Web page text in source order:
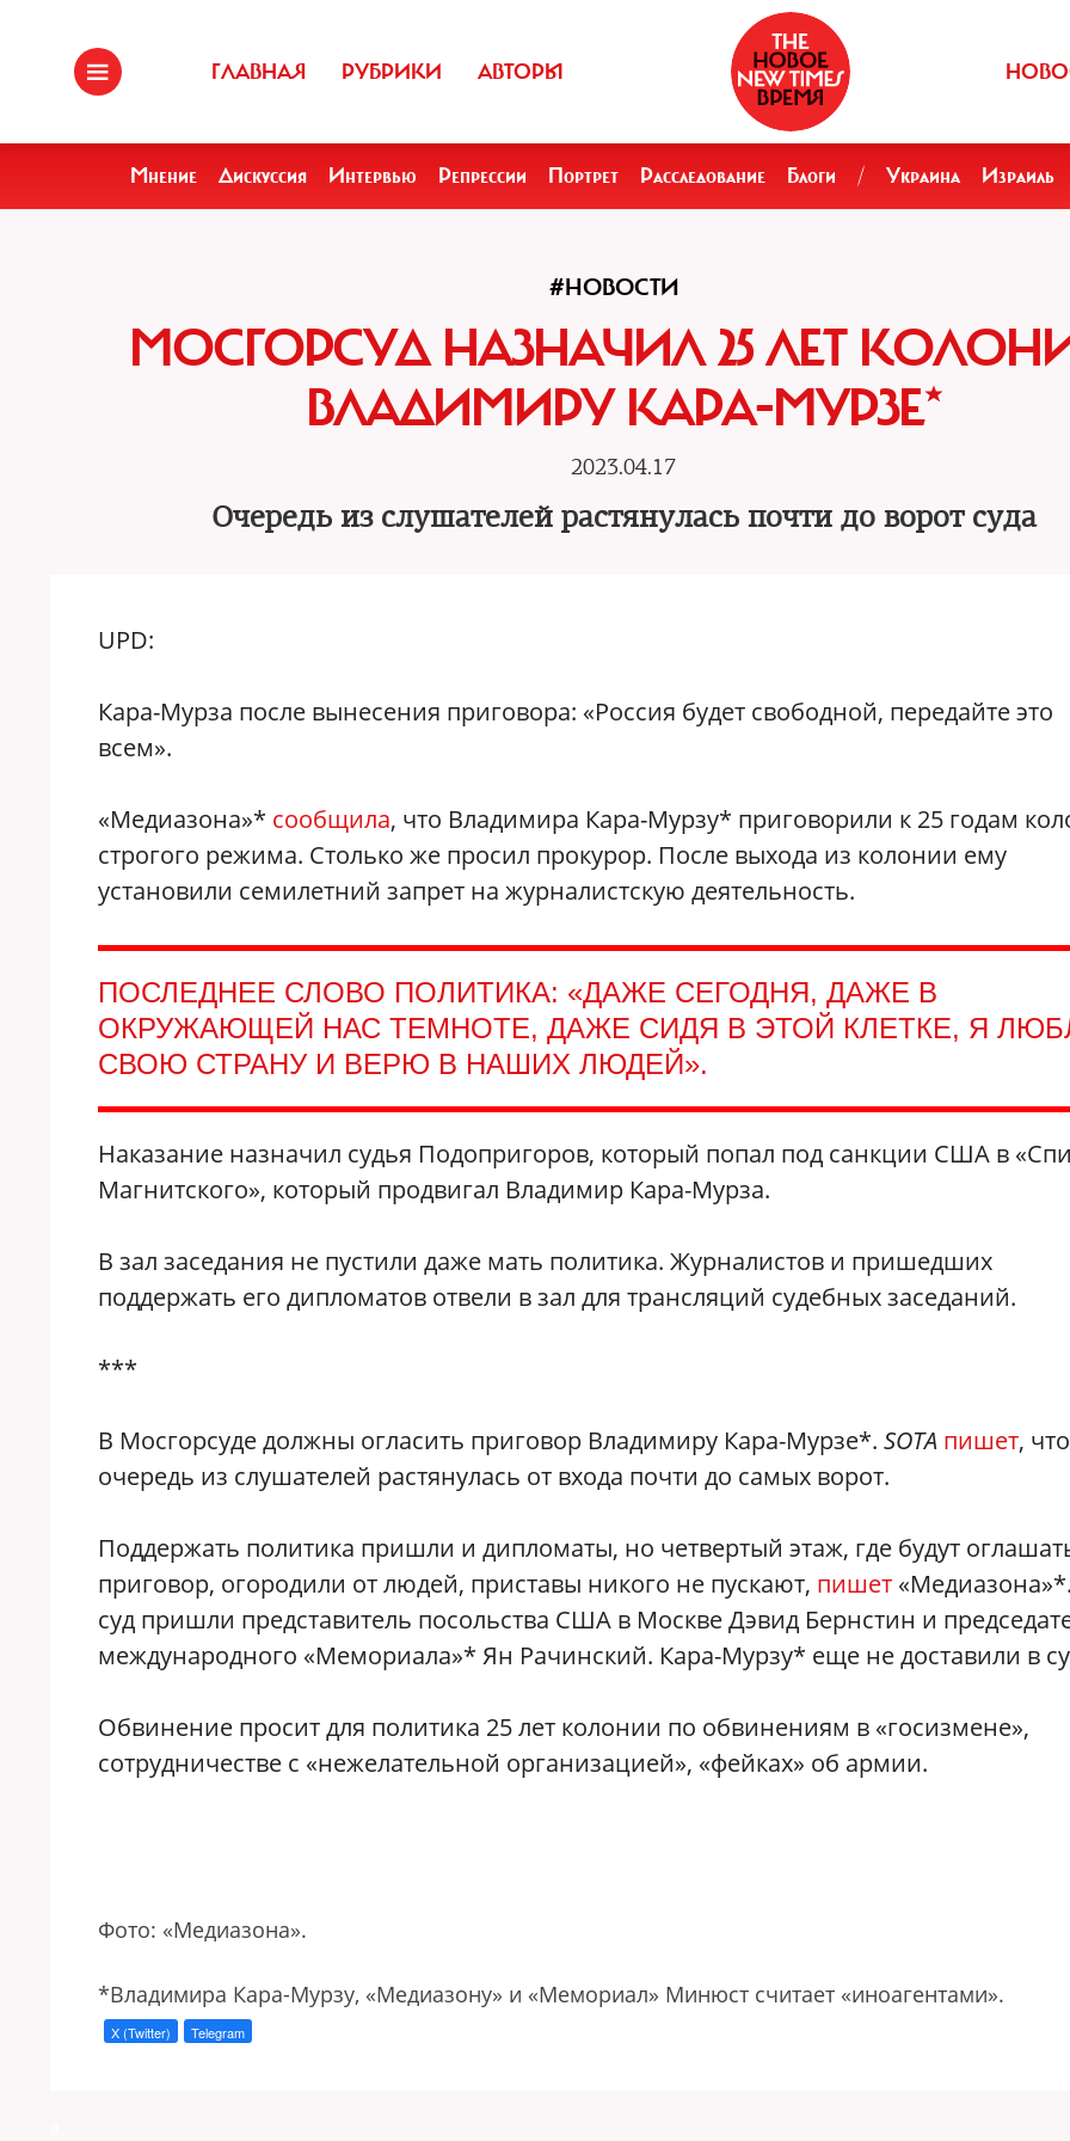
ГЛАВНАЯ РУБРИКИ АВТОРЫ
Мнение Дискуссия Интервью Репрессии Портрет Расследование Блоги / Украина Израиль
#НОВОСТИ
МОСГОРСУД НАЗНАЧИЛ 25 ЛЕТ
ВЛАДИМИРУ КАРА-МУРЗЕ*
2023.04.17
Очередь из слушателей растянулась почти до ворот суда
UPD:
Кара-Мурза после вынесения приговора: «Россия будет свободной, передайте это
всем».
«Медиазона»‎* сообщила, что Владимира Кара-Мурзу* приговорили к 25 годам
строгого режима. Столько же просил прокурор. После выхода из колонии ему
установили семилетний запрет на журналистскую деятельность.
ПОСЛЕДНЕЕ СЛОВО ПОЛИТИКА: «ДАЖЕ СЕГОДНЯ, ДАЖЕ В
ОКРУЖАЮЩЕЙ НАС ТЕМНОТЕ, ДАЖЕ СИДЯ В ЭТОЙ КЛЕТКЕ, Я
СВОЮ СТРАНУ И ВЕРЮ В НАШИХ ЛЮДЕЙ».
Наказание назначил судья Подопригоров, который попал под санкции США в
Магнитского»‎, который продвигал Владимир Кара-Мурза.
В зал заседания не пустили даже мать политика. Журналистов и пришедших
поддержать его дипломатов отвели в зал для трансляций судебных заседаний.
***
В Мосгорсуде должны огласить приговор Владимиру Кара-Мурзе*. SOTA пишет, что
очередь из слушателей растянулась от входа почти до самых ворот.
Поддержать политика пришли и дипломаты, но четвертый этаж, где будут
приговор, огородили от людей, приставы никого не пускают, пишет
суд пришли представитель посольства США в Москве Дэвид Бернстин и
международного «Мемориала»* Ян Рачинский. Кара-Мурзу* еще не доставили в
Обвинение просит для политика 25 лет колонии по обвинениям в «госизмене»,
сотрудничестве с «нежелательной организацией», «фейках» об армии.
Фото: «Медиазона».
*Владимира Кара-Мурзу, «Медиазону» и «Мемориал» Минюст считает «иноагентами».
X (Twitter) Telegram